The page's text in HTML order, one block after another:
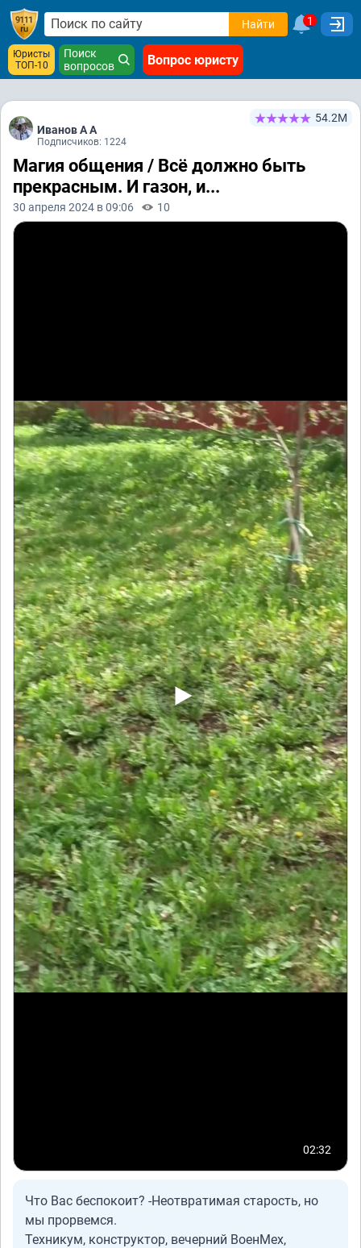
Найти 1
Юристы
ТОП-10
Поиск
вопросов
Вопрос юристу
Иванов А А
Подписчиков: 1224
54.2М
Магия общения / Всё должно быть
прекрасным. И газон, и...
30 апреля 2024 в 09:06 10
02:32
Что Вас беспокоит? -Неотвратимая старость, но
мы прорвемся.
Техникум, конструктор, вечерний ВоенМех,